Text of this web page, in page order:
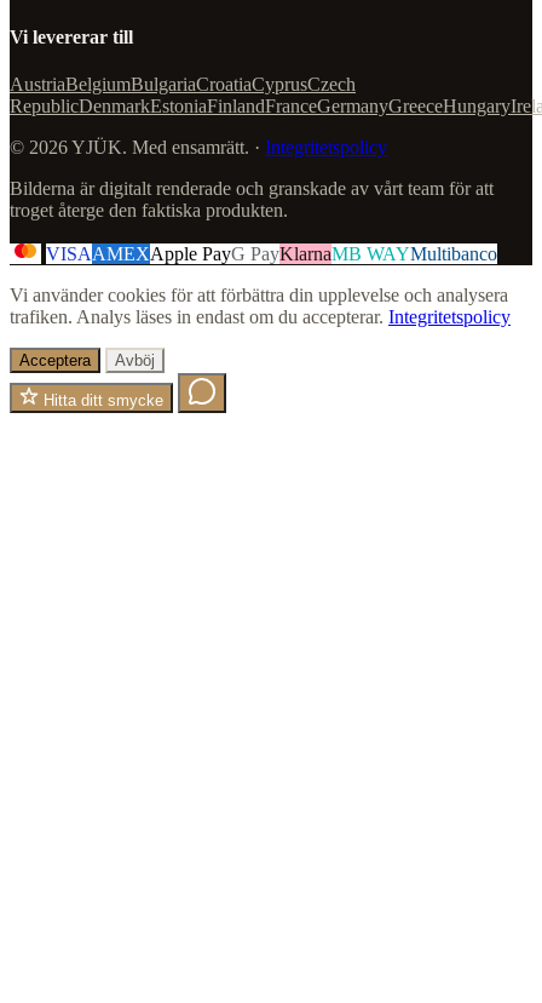
Vi levererar till
AustriaBelgiumBulgariaCroatiaCyprusCzech
RepublicDenmarkEstoniaFinlandFranceGermanyGreeceHungary
© 2026 YJÜK. Med ensamrätt. · Integritetspolicy
Bilderna är digitalt renderade och granskade av vårt team för att
troget återge den faktiska produkten.
VISAAMEXApple PayG PayKlarnaMB WAYMultibanco
Vi använder cookies för att förbättra din upplevelse och analysera
trafiken. Analys läses in endast om du accepterar. Integritetspolicy
Acceptera Avböj
Hitta ditt smycke